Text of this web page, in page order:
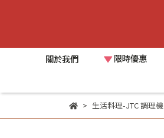
關於我們 限時優惠
生活料理-JTC 調理機